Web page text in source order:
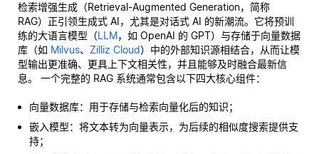
检索增强生成（Retrieval-Augmented Generation，简称
RAG）正引领生成式 AI，尤其是对话式 AI 的新潮流。它将预训
练的大语言模型（LLM，如 OpenAI 的 GPT）与存储于向量数据
库（如 Milvus、 Zilliz Cloud）中的外部知识源相结合，从而让模
型输出更准确、更具上下文相关性，并且能够及时融合最新信
息。 一个完整的 RAG 系统通常包含以下四大核心组件：
向量数据库：用于存储与检索向量化后的知识；
嵌入模型：将文本转为向量表示，为后续的相似度搜索提供支
持；